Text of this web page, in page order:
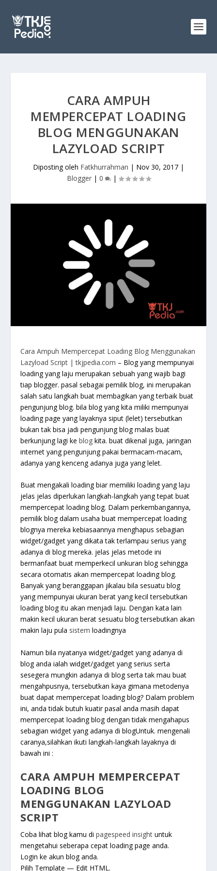
CARA AMPUH
MEMPERCEPAT LOADING
BLOG MENGGUNAKAN
LAZYLOAD SCRIPT
Diposting oleh Fatkhurrahman | Nov 30, 2017 |
Blogger| 0 |
Cara Ampuh Mempercepat Loading Blog Menggunakan
Lazyload Script | tkjpedia.com – Blog yang mempunyai
loading yang laju merupakan sebuah yang wajib bagi
tiap blogger. pasal sebagai pemilik blog, ini merupakan
salah satu langkah buat membagikan yang terbaik buat
pengunjung blog. bila blog yang kita miliki mempunyai
loading page yang layaknya siput (lelet) tersebutkan
bukan tak bisa jadi pengunjung blog malas buat
berkunjung lagi keblog kita. buat dikenal juga, jaringan
internet yang pengunjung pakai bermacam-macam,
adanya yang kenceng adanya juga yang lelet.
Buat mengakali loading biar memiliki loading yang laju
jelas jelas diperlukan langkah-langkah yang tepat buat
mempercepat loading blog. Dalam perkembangannya,
pemilik blog dalam usaha buat mempercepat loading
blognya mereka kebiasaannya menghapus sebagian
widget/gadget yang dikata tak terlampau serius yang
adanya di blog mereka. jelas jelas metode ini
bermanfaat buat memperkecil unkuran blog sehingga
secara otomatis akan mempercepat loading blog.
Banyak yang beranggapan jikalau bila sesuatu blog
yang mempunyai ukuran berat yang kecil tersebutkan
loading blog itu akan menjadi laju. Dengan kata lain
makin kecil ukuran berat sesuatu blog tersebutkan akan
makin laju pula sistem loadingnya
Namun bila nyatanya widget/gadget yang adanya di
blog anda ialah widget/gadget yang serius serta
sesegera mungkin adanya di blog serta tak mau buat
mengahpusnya, tersebutkan kaya gimana metodenya
buat dapat mempercepat loading blog? Dalam problem
ini, anda tidak butuh kuatir pasal anda masih dapat
mempercepat loading blog dengan tidak mengahapus
sebagian widget yang adanya di blogUntuk. mengenali
caranya,silahkan ikuti langkah-langkah layaknya di
bawah ini :
CARA AMPUH MEMPERCEPAT
LOADING BLOG
MENGGUNAKAN LAZYLOAD
SCRIPT
Coba lihat blog kamu dipagespeed insight untuk
mengetahui seberapa cepat loading page anda.
Login ke akun blog anda.
Pilih Template — Edit HTML.